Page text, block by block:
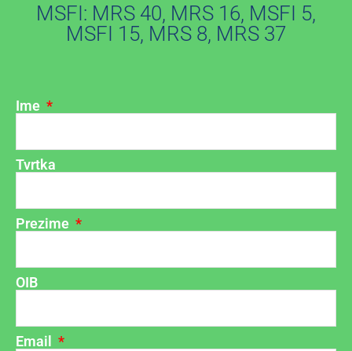
MSFI: MRS 40, MRS 16, MSFI 5,
MSFI 15, MRS 8, MRS 37
Ime
Tvrtka
Prezime
OIB
Email